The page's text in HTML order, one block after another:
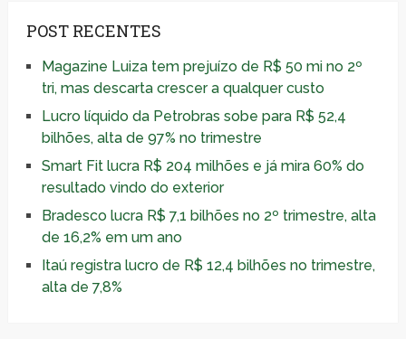
POST RECENTES
Magazine Luiza tem prejuízo de R$ 50 mi no 2º
tri, mas descarta crescer a qualquer custo
Lucro líquido da Petrobras sobe para R$ 52,4
bilhões, alta de 97% no trimestre
Smart Fit lucra R$ 204 milhões e já mira 60% do
resultado vindo do exterior
Bradesco lucra R$ 7,1 bilhões no 2º trimestre, alta
de 16,2% em um ano
Itaú registra lucro de R$ 12,4 bilhões no trimestre,
alta de 7,8%